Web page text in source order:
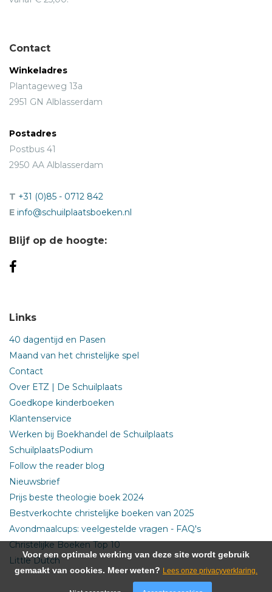
Contact
Winkeladres
Plantageweg 13a
2951 GN Alblasserdam
Postadres
Postbus 41
2950 AA Alblasserdam
T +31 (0)85 - 0712 842
E info@schuilplaatsboeken.nl
Blijf op de hoogte:
Links
40 dagentijd en Pasen
Maand van het christelijke spel
Contact
Over ETZ | De Schuilplaats
Goedkope kinderboeken
Klantenservice
Werken bij Boekhandel de Schuilplaats
SchuilplaatsPodium
Follow the reader blog
Nieuwsbrief
Prijs beste theologie boek 2024
Bestverkochte christelijke boeken van 2025
Avondmaalcups: veelgestelde vragen - FAQ's
Christelijke Boeken Top 10
Little Dutch
Voor een optimale werking van deze site wordt gebruik
gemaakt van cookies. Meer weten? Lees onze privacyverklaring.